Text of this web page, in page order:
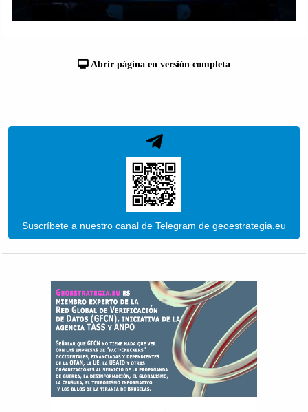
Abrir página en versión completa
Suscríbete a nuestro canal de Telegram de geoestrategia.eu